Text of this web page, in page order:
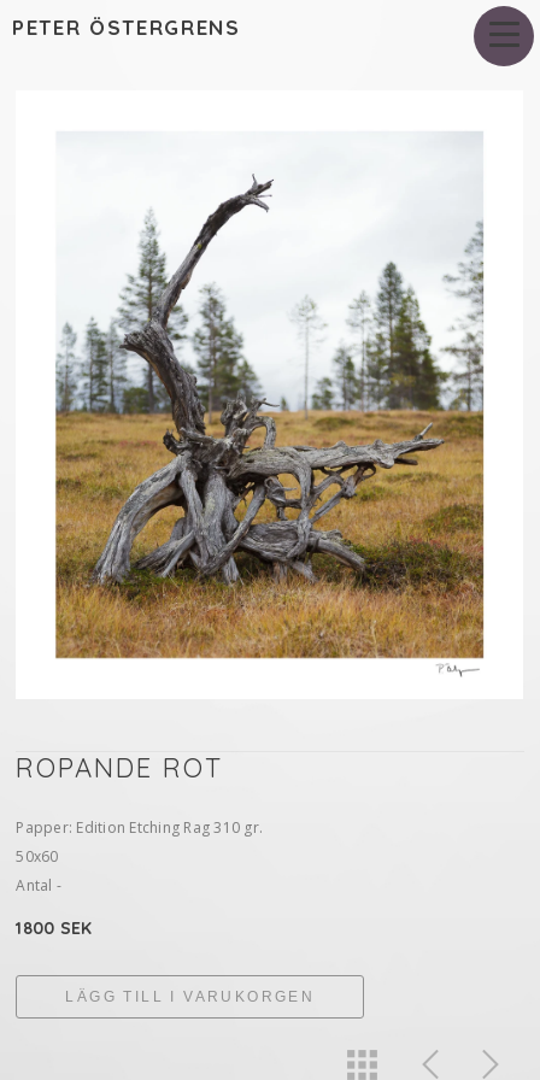
PETER ÖSTERGRENS
ROPANDE ROT
Papper: Edition Etching Rag 310 gr.
50x60
Antal -
1800 SEK
LÄGG TILL I VARUKORGEN